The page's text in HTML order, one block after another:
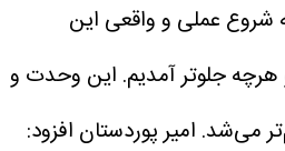
عملی و واقعی این
هرچه جلوتر آمدیم. این وحدت و
می‌شد. امیر پوردستان افزود: